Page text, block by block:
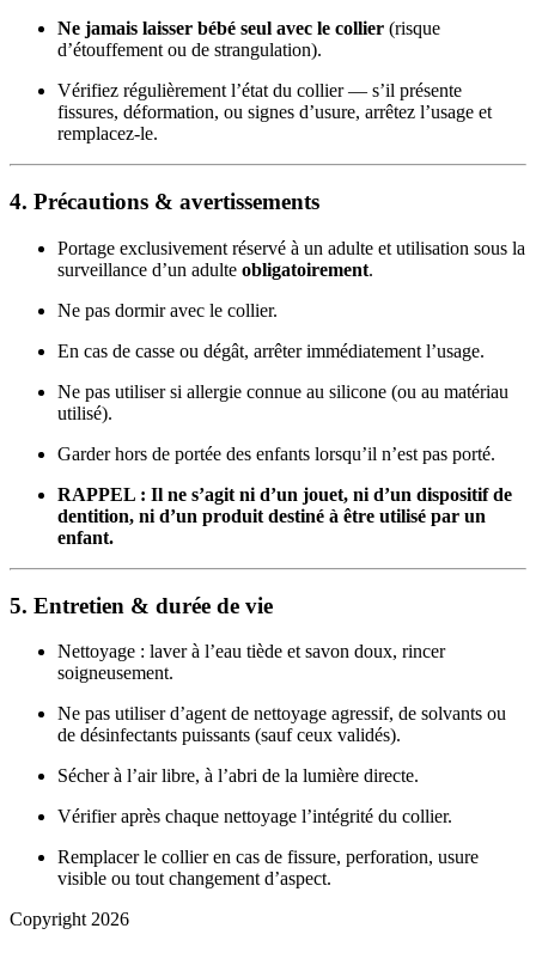
Ne jamais laisser bébé seul avec le collier (risque
d’étouffement ou de strangulation).
Vérifiez régulièrement l’état du collier — s’il présente
fissures, déformation, ou signes d’usure, arrêtez l’usage et
remplacez-le.
4. Précautions & avertissements
Portage exclusivement réservé à un adulte et utilisation sous la
surveillance d’un adulte obligatoirement.
Ne pas dormir avec le collier.
En cas de casse ou dégât, arrêter immédiatement l’usage.
Ne pas utiliser si allergie connue au silicone (ou au matériau
utilisé).
Garder hors de portée des enfants lorsqu’il n’est pas porté.
RAPPEL : Il ne s’agit ni d’un jouet, ni d’un dispositif de
dentition, ni d’un produit destiné à être utilisé par un
enfant.
5. Entretien & durée de vie
Nettoyage : laver à l’eau tiède et savon doux, rincer
soigneusement.
Ne pas utiliser d’agent de nettoyage agressif, de solvants ou
de désinfectants puissants (sauf ceux validés).
Sécher à l’air libre, à l’abri de la lumière directe.
Vérifier après chaque nettoyage l’intégrité du collier.
Remplacer le collier en cas de fissure, perforation, usure
visible ou tout changement d’aspect.
Copyright 2026